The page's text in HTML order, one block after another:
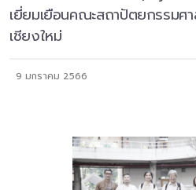
เยี่ยมเยือนคณะสถาปัตยกรรมศ
เชียงใหม่
9 มกราคม 2566